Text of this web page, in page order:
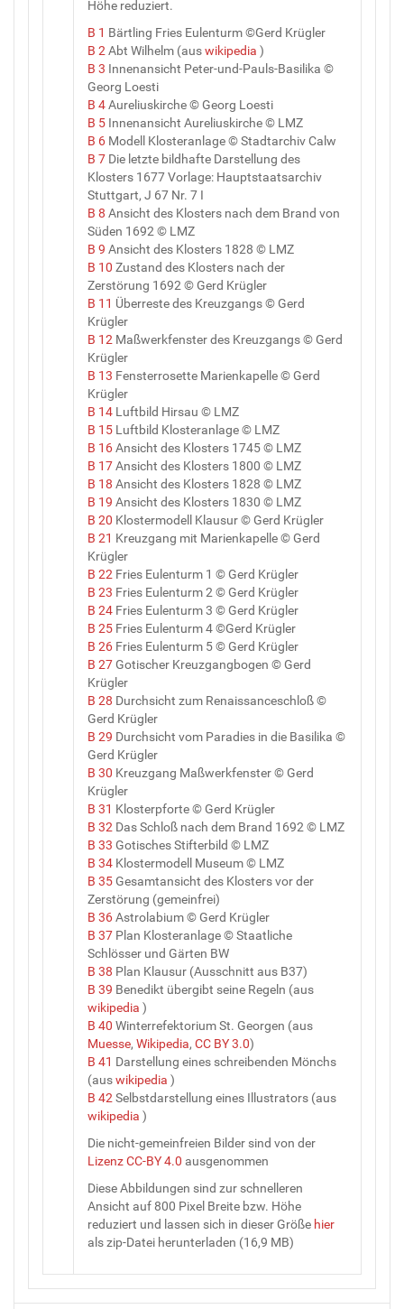
Höhe reduziert.
B 1 Bärtling Fries Eulenturm ©Gerd Krügler
B 2 Abt Wilhelm (auswikipedia )
B 3 Innenansicht Peter-und-Pauls-Basilika ©
Georg Loesti
B 4Aureliuskirche © Georg Loesti
B 5 Innenansicht Aureliuskirche © LMZ
B 6 Modell Klosteranlage © Stadtarchiv Calw
B 7 Die letzte bildhafte Darstellung des
Klosters 1677 Vorlage: Hauptstaatsarchiv
Stuttgart, J 67 Nr. 7 I
B 8 Ansicht des Klosters nach dem Brand von
Süden 1692 © LMZ
B 9 Ansicht des Klosters 1828 © LMZ
B 10 Zustand des Klosters nach der
Zerstörung 1692 © Gerd Krügler
B 11 Überreste des Kreuzgangs © Gerd
Krügler
B 12 Maßwerkfenster des Kreuzgangs © Gerd
Krügler
B 13 Fensterrosette Marienkapelle © Gerd
Krügler
B 14 Luftbild Hirsau © LMZ
B 15 Luftbild Klosteranlage © LMZ
B 16Ansicht des Klosters 1745 © LMZ
B 17Ansicht des Klosters 1800 © LMZ
B 18 Ansicht des Klosters 1828 © LMZ
B 19 Ansicht des Klosters 1830 © LMZ
B 20 Klostermodell Klausur © Gerd Krügler
B 21 Kreuzgang mit Marienkapelle © Gerd
Krügler
B 22 Fries Eulenturm 1 © Gerd Krügler
B 23 Fries Eulenturm 2 © Gerd Krügler
B 24 Fries Eulenturm 3 © Gerd Krügler
B 25 Fries Eulenturm 4 ©Gerd Krügler
B 26 Fries Eulenturm 5 © Gerd Krügler
B 27Gotischer Kreuzgangbogen © Gerd
Krügler
B 28 Durchsicht zum Renaissanceschloß ©
Gerd Krügler
B 29 Durchsicht vom Paradies in die Basilika ©
Gerd Krügler
B 30 Kreuzgang Maßwerkfenster © Gerd
Krügler
B 31 Klosterpforte © Gerd Krügler
B 32 Das Schloß nach dem Brand 1692 © LMZ
B 33 Gotisches Stifterbild © LMZ
B 34 Klostermodell Museum © LMZ
B 35Gesamtansicht des Klosters vor der
Zerstörung (gemeinfrei)
B 36Astrolabium © Gerd Krügler
B 37 Plan Klosteranlage © Staatliche
Schlösser und Gärten BW
B 38 Plan Klausur (Ausschnitt aus B37)
B 39 Benedikt übergibt seine Regeln (aus
wikipedia )
B 40 Winterrefektorium St. Georgen (aus
Muesse, Wikipedia, CC BY 3.0)
B 41 Darstellung eines schreibenden Mönchs
(auswikipedia )
B 42 Selbstdarstellung eines Illustrators (aus
wikipedia )
Die nicht-gemeinfreien Bilder sind von der
Lizenz CC-BY 4.0 ausgenommen
Diese Abbildungen sind zur schnelleren
Ansicht auf 800 Pixel Breite bzw. Höhe
reduziert und lassen sich in dieser Größe hier
als zip-Datei herunterladen (16,9 MB)